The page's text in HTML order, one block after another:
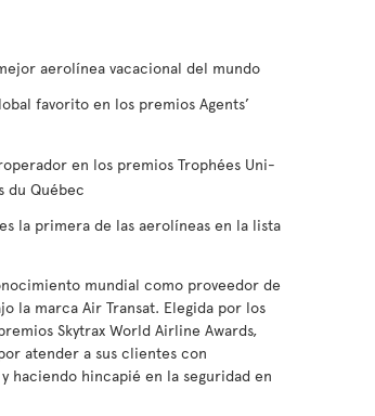
aerolínea vacacional del mundo
favorito en los premios Agents’
en los premios Trophées Uni-
du Québec
la primera de las aerolíneas en la lista
mundial como proveedor de
la marca Air Transat. Elegida por los
Skytrax World Airline Awards,
atender a sus clientes con
haciendo hincapié en la seguridad en